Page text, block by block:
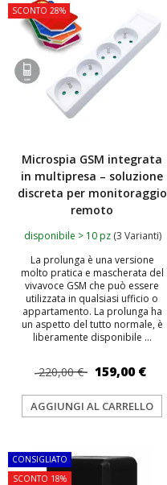
SCONTO 28%
Microspia GSM integrata
in multipresa – soluzione
discreta per monitoraggio
remoto
disponibile > 10 pz (3 Varianti)
La prolunga è una versione
molto pratica e mascherata del
vivavoce GSM che può essere
utilizzata in qualsiasi ufficio o
appartamento. La prolunga ha
un aspetto del tutto normale, è
liberamente disponibile ...
220,00 € 159,00 €
AGGIUNGI AL CARRELLO
CONSIGLIATO
SCONTO 18%